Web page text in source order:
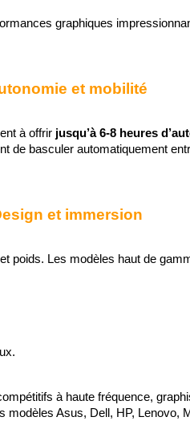
graphiques
et mobilité
à offrir jusqu’à 6-8 heures
de basculer automatiquement
et immersion
poids. Les modèles haut de
à haute fréquence,
modèles Asus, Dell, HP,